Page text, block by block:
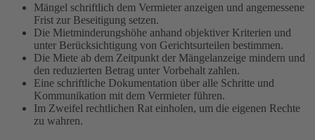
Mängel schriftlich dem Vermieter anzeigen und angemessene
Frist zur Beseitigung setzen.
Die Mietminderungshöhe anhand objektiver Kriterien und
unter Berücksichtigung von Gerichtsurteilen bestimmen.
Die Miete ab dem Zeitpunkt der Mängelanzeige mindern und
den reduzierten Betrag unter Vorbehalt zahlen.
Eine schriftliche Dokumentation über alle Schritte und
Kommunikation mit dem Vermieter führen.
Im Zweifel rechtlichen Rat einholen, um die eigenen Rechte
zu wahren.